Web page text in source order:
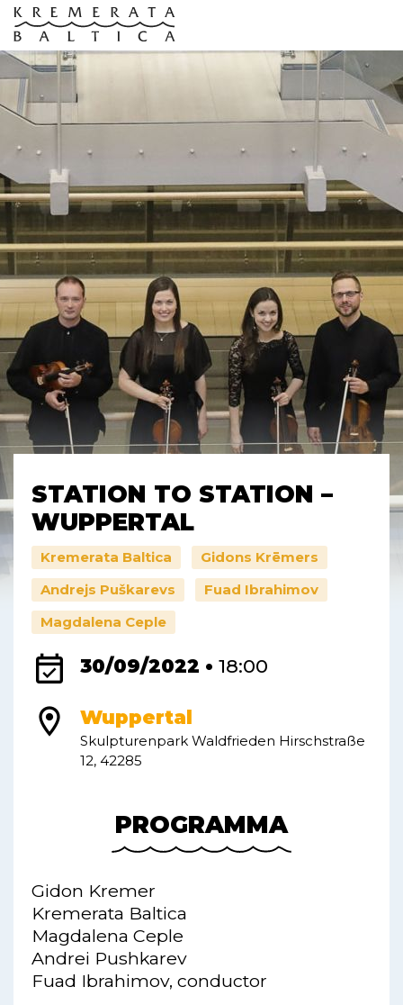
STATION TO STATION –
WUPPERTAL
Kremerata Baltica
Gidons Krēmers
Andrejs Puškarevs
Fuad Ibrahimov
Magdalena Ceple
event_available 30/09/2022 • 18:00
location_on Wuppertal
Skulpturenpark Waldfrieden Hirschstraße
12, 42285
PROGRAMMA
Gidon Kremer
Kremerata Baltica
Magdalena Ceple
Andrei Pushkarev
Fuad Ibrahimov, conductor